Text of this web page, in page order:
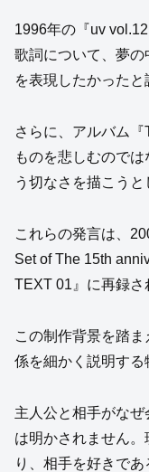
1996年の『uv
歌詞について、夢
を表現したかったと
さらに、アルバム
ものを悲しむので
う切なさを描こうと
これらの発言は、
Set of The 15th
TEXT 01』に再録さ
この制作背景を踏
係を細かく説明する
主人公と相手がな
は明かされません
り、相手を好きで